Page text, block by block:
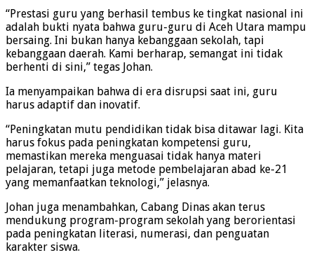
“Prestasi guru yang berhasil tembus ke tingkat nasional ini
adalah bukti nyata bahwa guru-guru di Aceh Utara mampu
bersaing. Ini bukan hanya kebanggaan sekolah, tapi
kebanggaan daerah. Kami berharap, semangat ini tidak
berhenti di sini,” tegas Johan.
Ia menyampaikan bahwa di era disrupsi saat ini, guru
harus adaptif dan inovatif.
“Peningkatan mutu pendidikan tidak bisa ditawar lagi. Kita
harus fokus pada peningkatan kompetensi guru,
memastikan mereka menguasai tidak hanya materi
pelajaran, tetapi juga metode pembelajaran abad ke-21
yang memanfaatkan teknologi,” jelasnya.
Johan juga menambahkan, Cabang Dinas akan terus
mendukung program-program sekolah yang berorientasi
pada peningkatan literasi, numerasi, dan penguatan
karakter siswa.